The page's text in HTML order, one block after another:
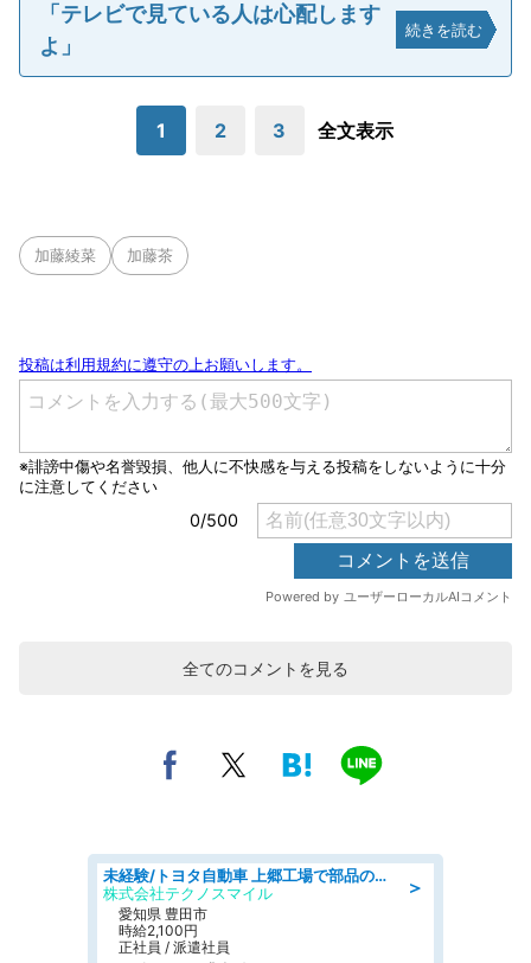
「テレビで見ている人は心配します
よ」
続きを読む
1 2 3 全文表示
加藤綾菜 加藤茶
全てのコメントを見る
＞
未経験/トヨタ自動車 上郷工場で部品の運搬作業/tutumi
株式会社テクノスマイル
愛知県 豊田市
時給2,100円
正社員 / 派遣社員